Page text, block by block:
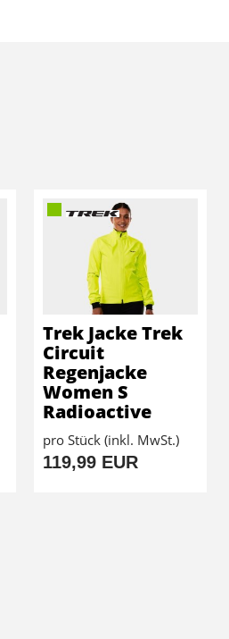
Trek Jacke Trek
Circuit
Regenjacke
Women S
Radioactive
pro Stück (inkl. MwSt.)
119,99 EUR